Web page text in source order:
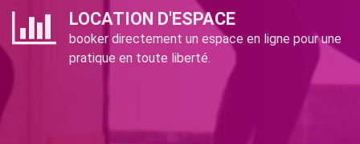
LOCATION D'ESPACE
booker directement un espace en ligne pour une
pratique en toute liberté.